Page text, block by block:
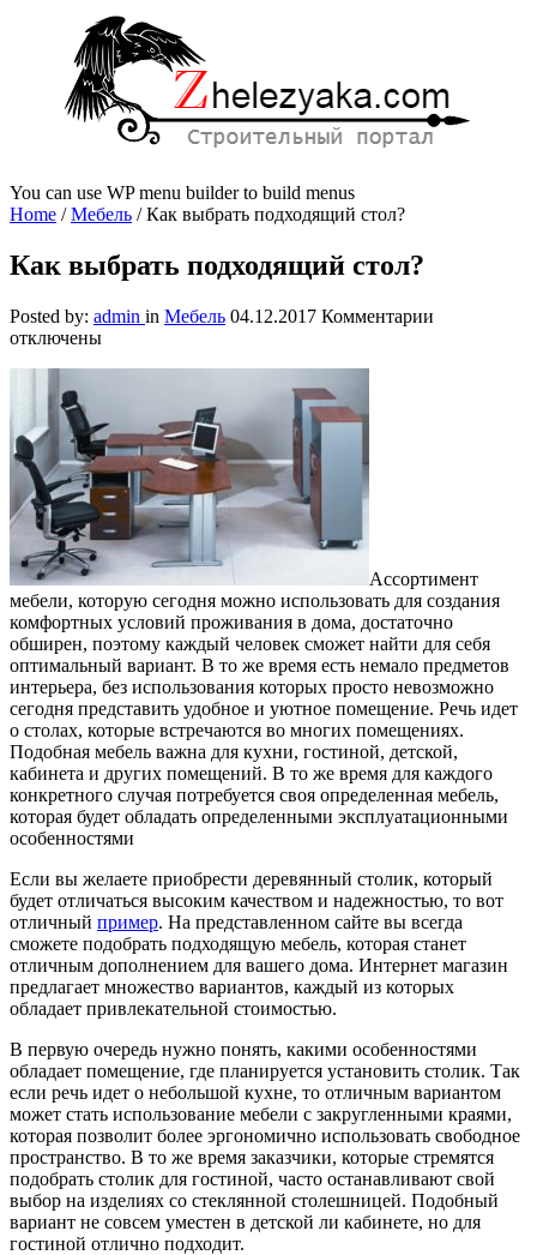
You can use WP menu builder to build menus
Home /Мебель /Как выбрать подходящий стол?
Как выбрать подходящий стол?
Posted by: admin in Мебель 04.12.2017 Комментарии
отключены
Ассортимент
мебели, которую сегодня можно использовать для создания
комфортных условий проживания в дома, достаточно
обширен, поэтому каждый человек сможет найти для себя
оптимальный вариант. В то же время есть немало предметов
интерьера, без использования которых просто невозможно
сегодня представить удобное и уютное помещение. Речь идет
о столах, которые встречаются во многих помещениях.
Подобная мебель важна для кухни, гостиной, детской,
кабинета и других помещений. В то же время для каждого
конкретного случая потребуется своя определенная мебель,
которая будет обладать определенными эксплуатационными
особенностями
Если вы желаете приобрести деревянный столик, который
будет отличаться высоким качеством и надежностью, то вот
отличный пример. На представленном сайте вы всегда
сможете подобрать подходящую мебель, которая станет
отличным дополнением для вашего дома. Интернет магазин
предлагает множество вариантов, каждый из которых
обладает привлекательной стоимостью.
В первую очередь нужно понять, какими особенностями
обладает помещение, где планируется установить столик. Так
если речь идет о небольшой кухне, то отличным вариантом
может стать использование мебели с закругленными краями,
которая позволит более эргономично использовать свободное
пространство. В то же время заказчики, которые стремятся
подобрать столик для гостиной, часто останавливают свой
выбор на изделиях со стеклянной столешницей. Подобный
вариант не совсем уместен в детской ли кабинете, но для
гостиной отлично подходит.